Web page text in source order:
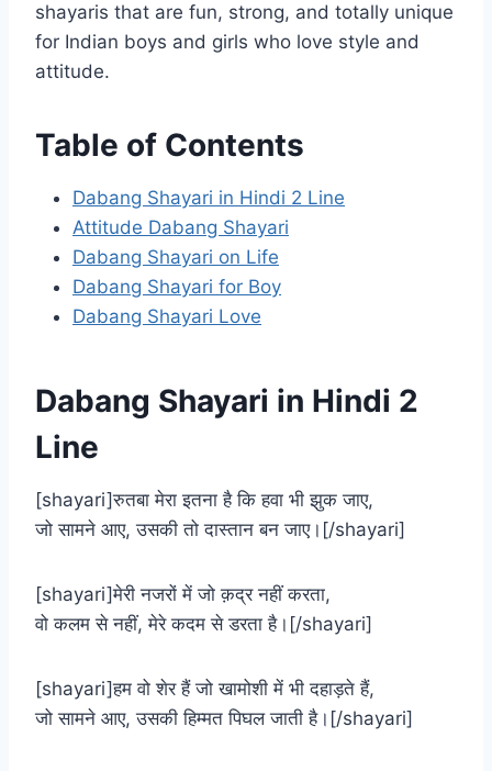
shayaris that are fun, strong, and totally unique
for Indian boys and girls who love style and
attitude.
Table of Contents
Dabang Shayari in Hindi 2 Line
Attitude Dabang Shayari
Dabang Shayari on Life
Dabang Shayari for Boy
Dabang Shayari Love
Dabang Shayari in Hindi 2
Line
[shayari]रुतबा मेरा इतना है कि हवा भी झुक जाए,
जो सामने आए, उसकी तो दास्तान बन जाए।[/shayari]
[shayari]मेरी नजरों में जो क़द्र नहीं करता,
वो कलम से नहीं, मेरे कदम से डरता है।[/shayari]
[shayari]हम वो शेर हैं जो खामोशी में भी दहाड़ते हैं,
जो सामने आए, उसकी हिम्मत पिघल जाती है।[/shayari]